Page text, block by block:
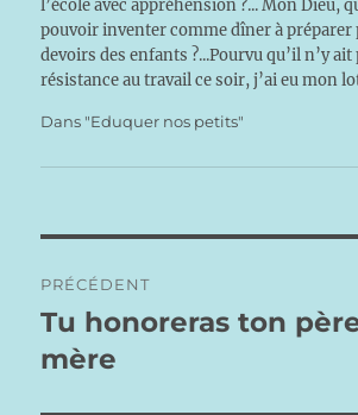
l’école avec appréhension ?... Mon Dieu,
pouvoir inventer comme dîner à préparer
devoirs des enfants ?...Pourvu qu’il n’y ait
résistance au travail ce soir, j’ai eu mon
tombe…
Dans "Eduquer nos petits"
de
l’article
PRÉCÉDENT
Publication
précédente :
Tu honoreras ton
mère